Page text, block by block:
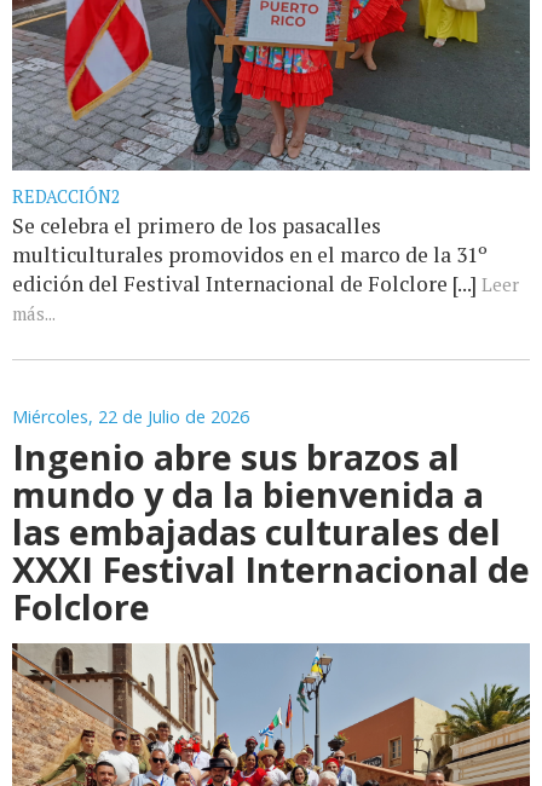
REDACCIÓN2
Se celebra el primero de los pasacalles
multiculturales promovidos en el marco de la 31º
edición del Festival Internacional de Folclore [...] Leer
más...
Miércoles, 22 de Julio de 2026
Ingenio abre sus brazos al
mundo y da la bienvenida a
las embajadas culturales del
XXXI Festival Internacional de
Folclore